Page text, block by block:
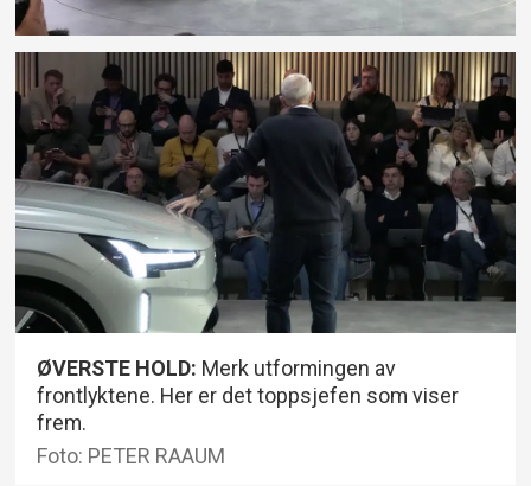
ØVERSTE HOLD: Merk utformingen av
frontlyktene. Her er det toppsjefen som viser
frem.
Foto: PETER RAAUM